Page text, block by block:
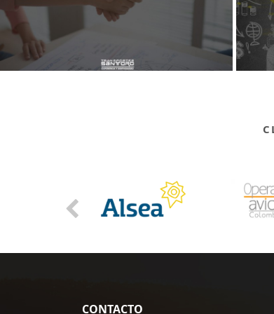
CONTACTO